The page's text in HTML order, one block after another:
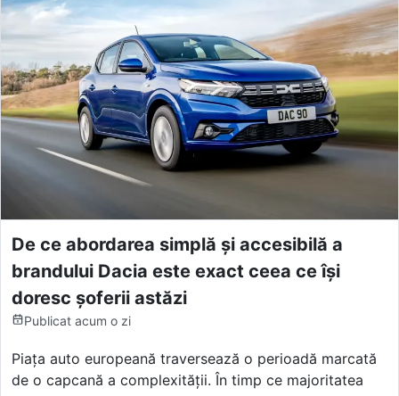
De ce abordarea simplă și accesibilă a
brandului Dacia este exact ceea ce își
doresc șoferii astăzi
Publicat acum o zi
Piața auto europeană traversează o perioadă marcată
de o capcană a complexității. În timp ce majoritatea